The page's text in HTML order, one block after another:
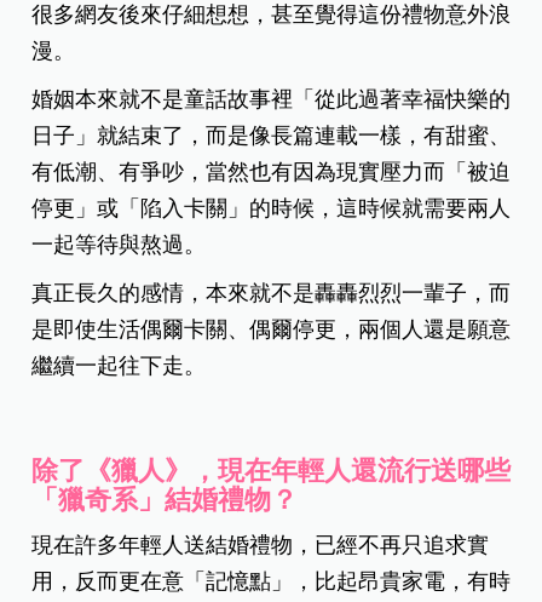
很多網友後來仔細想想，甚至覺得這份禮物意外浪
漫。
婚姻本來就不是童話故事裡「從此過著幸福快樂的
日子」就結束了，而是像長篇連載一樣，有甜蜜、
有低潮、有爭吵，當然也有因為現實壓力而「被迫
停更」或「陷入卡關」的時候，這時候就需要兩人
一起等待與熬過。
真正長久的感情，本來就不是轟轟烈烈一輩子，而
是即使生活偶爾卡關、偶爾停更，兩個人還是願意
繼續一起往下走。
除了《獵人》，現在年輕人還流行送哪些
「獵奇系」結婚禮物？
現在許多年輕人送結婚禮物，已經不再只追求實
用，反而更在意「記憶點」，比起昂貴家電，有時